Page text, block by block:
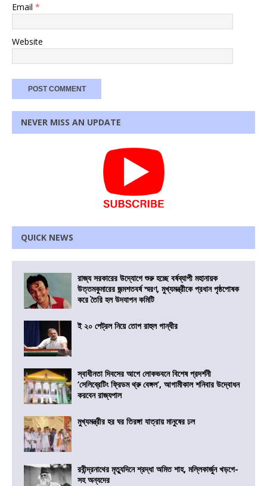
Email *
Website
NEVER MISS AN UPDATE
QUICK NEWS
রাজ্য সরকারের উদ্যোগে শুরু হচ্ছে বর্ষব্যাপী মহানায়ক
উত্তমকুমারের জন্মশতবর্ষ স্মরণ, মুখ্যমন্ত্রীকে প্রধান পৃষ্ঠপোষক
করে তৈরি হল উদযাপন কমিটি
ই ২০ পেট্রল নিয়ে তোপ রাহুল গান্ধীর
স্বাধীনতা দিবসের আগে লোকভবনে বিশেষ প্রদর্শনী
‘সেলিব্রেটিং ফ্রিডম থ্রু বেঙ্গল’, আগামীকাল শনিবার উদ্বোধন
করবেন রাজ্যপাল
মুখ্যমন্ত্রীর হর ঘর তিরঙ্গা যাত্রায় মানুষের ঢল
রবীন্দ্রনাথের মৃত্যুদিনে শ্রদ্ধা অমিত শাহ, মল্লিকার্জুন খড়গে-
সহ অন্যদের